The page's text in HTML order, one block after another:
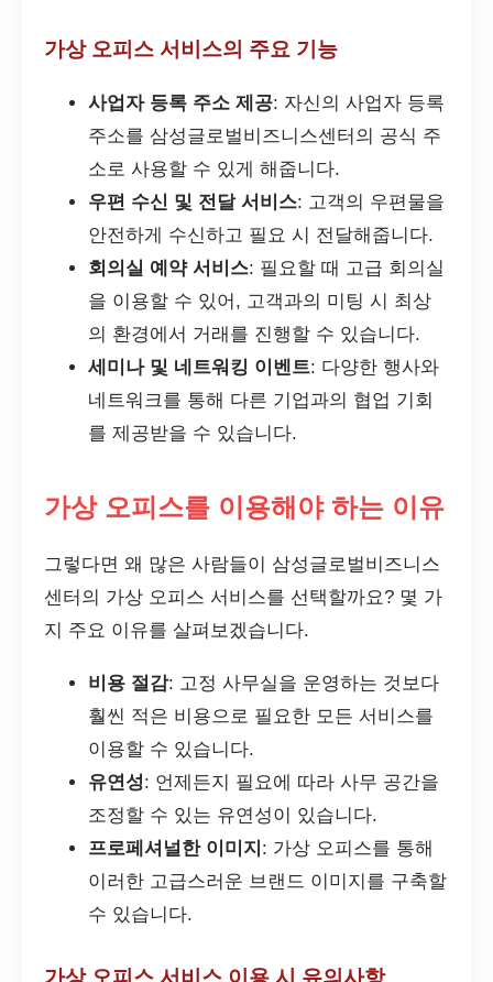
가상 오피스 서비스의 주요 기능
사업자 등록 주소 제공: 자신의 사업자 등록
주소를 삼성글로벌비즈니스센터의 공식 주
소로 사용할 수 있게 해줍니다.
우편 수신 및 전달 서비스: 고객의 우편물을
안전하게 수신하고 필요 시 전달해줍니다.
회의실 예약 서비스: 필요할 때 고급 회의실
을 이용할 수 있어, 고객과의 미팅 시 최상
의 환경에서 거래를 진행할 수 있습니다.
세미나 및 네트워킹 이벤트: 다양한 행사와
네트워크를 통해 다른 기업과의 협업 기회
를 제공받을 수 있습니다.
가상 오피스를 이용해야 하는 이유
그렇다면 왜 많은 사람들이 삼성글로벌비즈니스
센터의 가상 오피스 서비스를 선택할까요? 몇 가
지 주요 이유를 살펴보겠습니다.
비용 절감: 고정 사무실을 운영하는 것보다
훨씬 적은 비용으로 필요한 모든 서비스를
이용할 수 있습니다.
유연성: 언제든지 필요에 따라 사무 공간을
조정할 수 있는 유연성이 있습니다.
프로페셔널한 이미지 : 가상 오피스를 통해
이러한 고급스러운 브랜드 이미지를 구축할
수 있습니다.